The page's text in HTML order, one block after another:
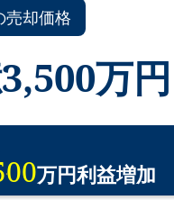
売却価格
万円
万円利益増加